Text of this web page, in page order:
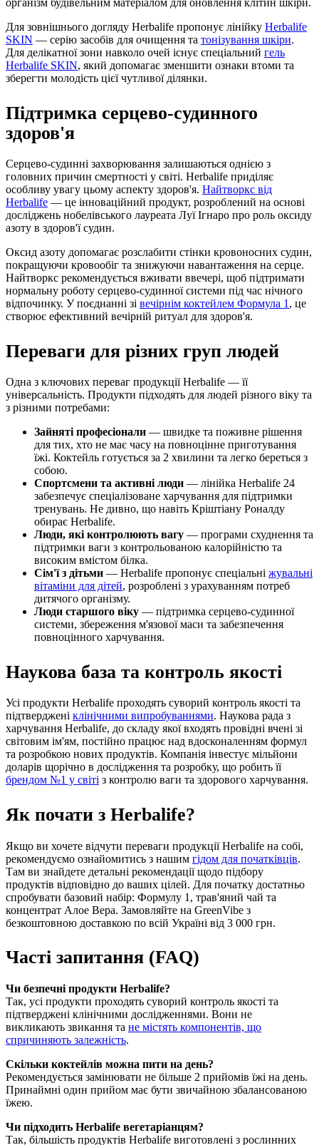
організм будівельним матеріалом для оновлення клітин шкіри.
Для зовнішнього догляду Herbalife пропонує лінійку Herbalife
SKIN — серію засобів для очищення та тонізування шкіри.
Для делікатної зони навколо очей існує спеціальний гель
Herbalife SKIN, який допомагає зменшити ознаки втоми та
зберегти молодість цієї чутливої ділянки.
Підтримка серцево-судинного
здоров'я
Серцево-судинні захворювання залишаються однією з
головних причин смертності у світі. Herbalife приділяє
особливу увагу цьому аспекту здоров'я. Найтворкс від
Herbalife — це інноваційний продукт, розроблений на основі
досліджень нобелівського лауреата Луї Ігнаро про роль оксиду
азоту в здоров'ї судин.
Оксид азоту допомагає розслабити стінки кровоносних судин,
покращуючи кровообіг та знижуючи навантаження на серце.
Найтворкс рекомендується вживати ввечері, щоб підтримати
нормальну роботу серцево-судинної системи під час нічного
відпочинку. У поєднанні зі вечірнім коктейлем Формула 1 , це
створює ефективний вечірній ритуал для здоров'я.
Переваги для різних груп людей
Одна з ключових переваг продукції Herbalife — її
універсальність. Продукти підходять для людей різного віку та
з різними потребами:
Зайняті професіонали — швидке та поживне рішення
для тих, хто не має часу на повноцінне приготування
їжі. Коктейль готується за 2 хвилини та легко береться з
собою.
Спортсмени та активні люди — лінійка Herbalife 24
забезпечує спеціалізоване харчування для підтримки
тренувань. Не дивно, що навіть Кріштіану Роналду
обирає Herbalife.
Люди, які контролюють вагу — програми схуднення та
підтримки ваги з контрольованою калорійністю та
високим вмістом білка.
Сім'ї з дітьми — Herbalife пропонує спеціальні жувальні
вітаміни для дітей, розроблені з урахуванням потреб
дитячого організму.
Люди старшого віку — підтримка серцево-судинної
системи, збереження м'язової маси та забезпечення
повноцінного харчування.
Наукова база та контроль якості
Усі продукти Herbalife проходять суворий контроль якості та
підтверджені клінічними випробуваннями. Наукова рада з
харчування Herbalife, до складу якої входять провідні вчені зі
світовим ім'ям, постійно працює над вдосконаленням формул
та розробкою нових продуктів. Компанія інвестує мільйони
доларів щорічно в дослідження та розробку, що робить її
брендом №1 у світі з контролю ваги та здорового харчування.
Як почати з Herbalife?
Якщо ви хочете відчути переваги продукції Herbalife на собі,
рекомендуємо ознайомитись з нашим гідом для початківців.
Там ви знайдете детальні рекомендації щодо підбору
продуктів відповідно до ваших цілей. Для початку достатньо
спробувати базовий набір: Формулу 1, трав'яний чай та
концентрат Алое Вера. Замовляйте на GreenVibe з
безкоштовною доставкою по всій Україні від 3 000 грн.
Часті запитання (FAQ)
Чи безпечні продукти Herbalife?
Так, усі продукти проходять суворий контроль якості та
підтверджені клінічними дослідженнями. Вони не
викликають звикання та не містять компонентів, що
спричиняють залежність.
Скільки коктейлів можна пити на день?
Рекомендується замінювати не більше 2 прийомів їжі на день.
Принаймні один прийом має бути звичайною збалансованою
їжею.
Чи підходить Herbalife вегетаріанцям?
Так, більшість продуктів Herbalife виготовлені з рослинних